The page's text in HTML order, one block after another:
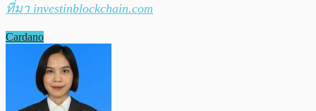
ที่มา investinblockchain.com
Cardano